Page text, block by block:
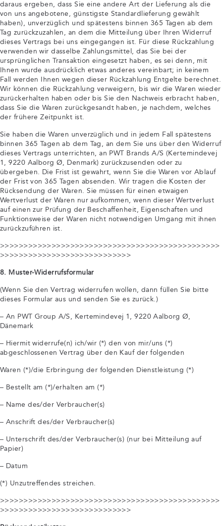
daraus ergeben, dass Sie eine andere Art der Lieferung als die
von uns angebotene, günstigste Standardlieferung gewählt
haben), unverzüglich und spätestens binnen 365 Tagen ab dem
Tag zurückzuzahlen, an dem die Mitteilung über Ihren Widerruf
dieses Vertrags bei uns eingegangen ist. Für diese Rückzahlung
verwenden wir dasselbe Zahlungsmittel, das Sie bei der
ursprünglichen Transaktion eingesetzt haben, es sei denn, mit
Ihnen wurde ausdrücklich etwas anderes vereinbart; in keinem
Fall werden Ihnen wegen dieser Rückzahlung Entgelte berechnet.
Wir können die Rückzahlung verweigern, bis wir die Waren wieder
zurückerhalten haben oder bis Sie den Nachweis erbracht haben,
dass Sie die Waren zurückgesandt haben, je nachdem, welches
der frühere Zeitpunkt ist.
Sie haben die Waren unverzüglich und in jedem Fall spätestens
binnen 365 Tagen ab dem Tag, an dem Sie uns über den Widerruf
dieses Vertrags unterrichten, an PWT Brands A/S (Kertemindevej
1, 9220 Aalborg Ø, Denmark) zurückzusenden oder zu
übergeben. Die Frist ist gewahrt, wenn Sie die Waren vor Ablauf
der Frist von 365 Tagen absenden. Wir tragen die Kosten der
Rücksendung der Waren. Sie müssen für einen etwaigen
Wertverlust der Waren nur aufkommen, wenn dieser Wertverlust
auf einen zur Prüfung der Beschaffenheit, Eigenschaften und
Funktionsweise der Waren nicht notwendigen Umgang mit ihnen
zurückzuführen ist.
>>>>>>>>>>>>>>>>>>>>>>>>>>>>>>>>>>>>>>>>>>>>>>>
>>>>>>>>>>>>>>>>>>>>>>>>>>>>
8. Muster-Widerrufsformular
(Wenn Sie den Vertrag widerrufen wollen, dann füllen Sie bitte
dieses Formular aus und senden Sie es zurück.)
– An PWT Group A/S, Kertemindevej 1, 9220 Aalborg Ø,
Dänemark
– Hiermit widerrufe(n) ich/wir (*) den von mir/uns (*)
abgeschlossenen Vertrag über den Kauf der folgenden
Waren (*)/die Erbringung der folgenden Dienstleistung (*)
– Bestellt am (*)/erhalten am (*)
– Name des/der Verbraucher(s)
– Anschrift des/der Verbraucher(s)
– Unterschrift des/der Verbraucher(s) (nur bei Mitteilung auf
Papier)
– Datum
(*) Unzutreffendes streichen.
>>>>>>>>>>>>>>>>>>>>>>>>>>>>>>>>>>>>>>>>>>>>>>>
>>>>>>>>>>>>>>>>>>>>>>>>>>>>